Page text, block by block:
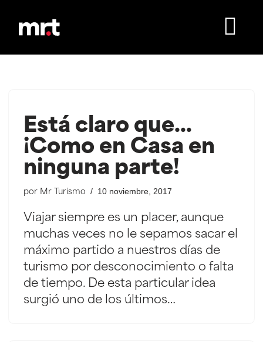
Saltar
Está claro que…
¡Como en Casa en
ninguna parte!
por Mr Turismo 10 noviembre, 2017
Viajar siempre es un placer, aunque
muchas veces no le sepamos sacar el
máximo partido a nuestros días de
turismo por desconocimiento o falta
de tiempo. De esta particular idea
surgió uno de los últimos…